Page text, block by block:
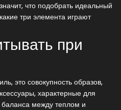
что подобрать идеальный
три элемента играют
при
, это совокупность образов,
характерные для
между теплом и